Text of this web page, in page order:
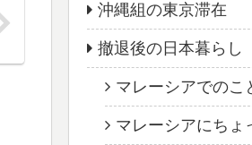
沖縄組の東京滞在
撤退後の日本暮らし
マレーシアでのこ
マレーシアにちょ